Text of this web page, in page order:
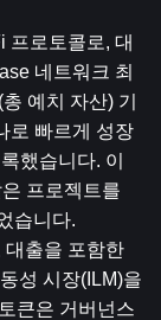
프로토콜로, 대
네트워크 최
예치 자산) 기
로 빠르게 성장
했습니다. 이
프로젝트를
습니다.
대출을 포함한
성 시장(ILM)을
큰은 거버넌스